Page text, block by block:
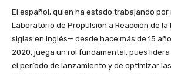
El español, quien ha estado trabajando por
Laboratorio de Propulsión a Reacción de la
siglas en inglés— desde hace más de 15
2020, juega un rol fundamental, pues
el período de lanzamiento y de optimizar